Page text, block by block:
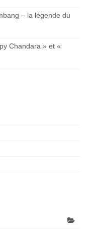
– la légende du
Chandara » et «